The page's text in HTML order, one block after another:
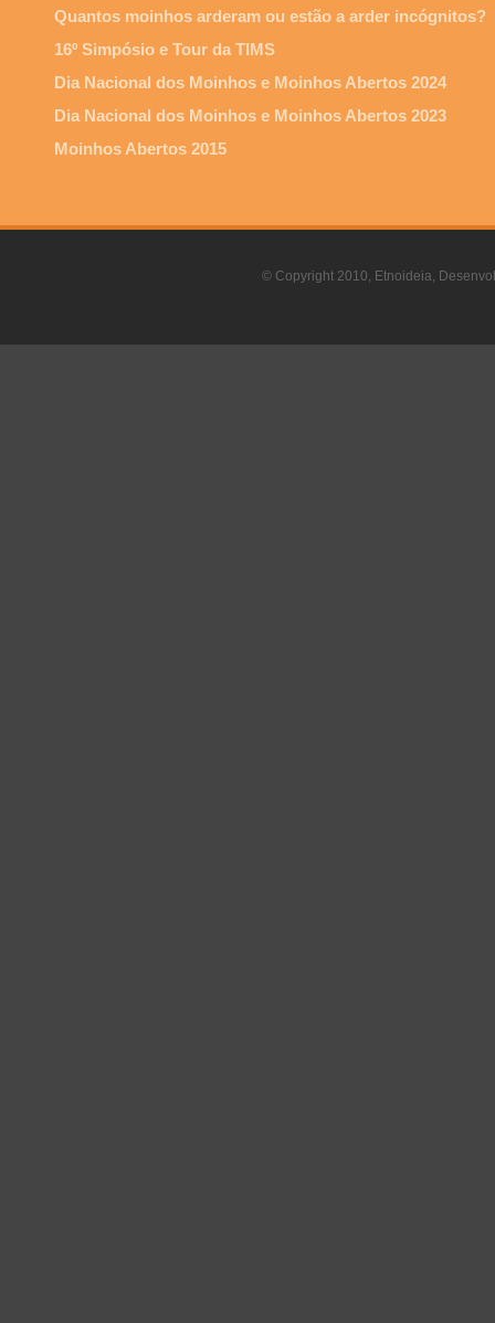
Quantos moinhos arderam ou estão a arder incógnitos?
16º Simpósio e Tour da TIMS
Dia Nacional dos Moinhos e Moinhos Abertos 2024
Dia Nacional dos Moinhos e Moinhos Abertos 2023
Moinhos Abertos 2015
© Copyright 2010, Etnoideia,